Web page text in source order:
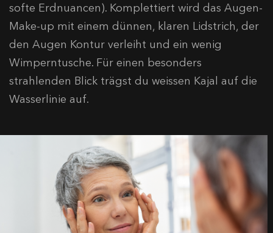
softe Erdnuancen). Komplettiert wird das Augen-
Make-up mit einem dünnen, klaren Lidstrich, der
den Augen Kontur verleiht und ein wenig
Wimperntusche. Für einen besonders
strahlenden Blick trägst du weissen Kajal auf die
Wasserlinie auf.